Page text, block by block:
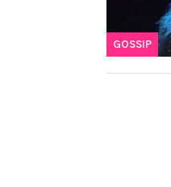
GOSSIP